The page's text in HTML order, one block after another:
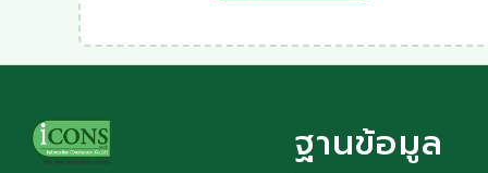
ฐานข้อมูล